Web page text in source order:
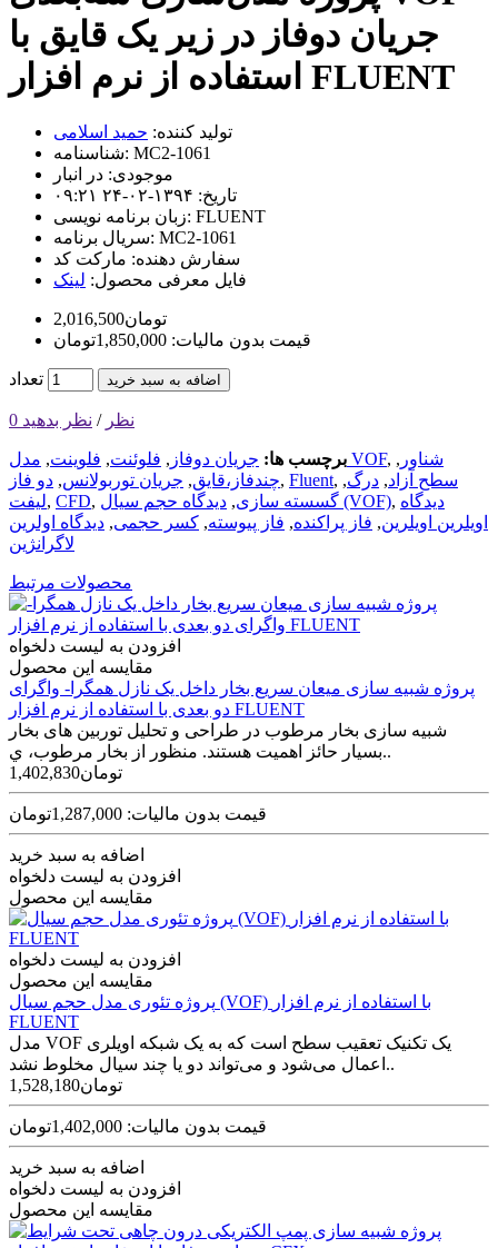
جریان دوفاز در زیر یک قایق با
استفاده از نرم افزار FLUENT
تولید کننده: حمید اسلامی
شناسنامه: MC2-1061
موجودی: در انبار
تاریخ: ۱۳۹۴-۰۲-۲۴ ۰۹:۲۱
زبان برنامه نویسی: FLUENT
سریال برنامه: MC2-1061
سفارش دهنده: مارکت کد
فایل معرفی محصول: لینک
2,016,500تومان
قیمت بدون مالیات: 1,850,000تومان
تعداد اضافه به سبد خرید
0 نظر / نظر بدهید
برچسب ها: جریان دوفاز , فلوئنت, فلوینت, مدل VOF, شناور ,
چندفاز،قایق, جریان توربولانس, دو فاز , Fluent, سطح آزاد, درگ,
لیفت, CFD, گسسته سازی, دیدگاه حجم سیال (VOF), دیدگاه
اویلرین اویلرین, فاز پراکنده, فاز پیوسته, کسر حجمی, دیدگاه اولرین
لاگرانژین
محصولات مرتبط
افزودن به لیست دلخواه
مقایسه این محصول
پروژه شبيه سازی ميعان سريع بخار داخل يک نازل همگرا- واگرای
دو بعدی با استفاده از نرم افزار FLUENT
شبيه سازی بخار مرطوب در طراحی و تحليل توربين های بخار
بسيار حائز اهميت هستند. منظور از بخار مرطوب، ي..
1,402,830تومان
قیمت بدون مالیات: 1,287,000تومان
اضافه به سبد خرید
افزودن به لیست دلخواه
مقایسه این محصول
افزودن به لیست دلخواه
مقایسه این محصول
پروژه تئوری مدل حجم سیال (VOF) با استفاده از نرم افزار
FLUENT
مدل VOF یک تکنیک تعقیب سطح است که به یک شبکه اویلری
اعمال می‌شود و می‌تواند دو یا چند سیال مخلوط نشد..
1,528,180تومان
قیمت بدون مالیات: 1,402,000تومان
اضافه به سبد خرید
افزودن به لیست دلخواه
مقایسه این محصول